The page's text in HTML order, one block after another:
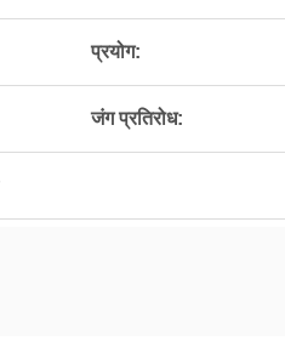
प्रयोग:
जंग प्रतिरोध: